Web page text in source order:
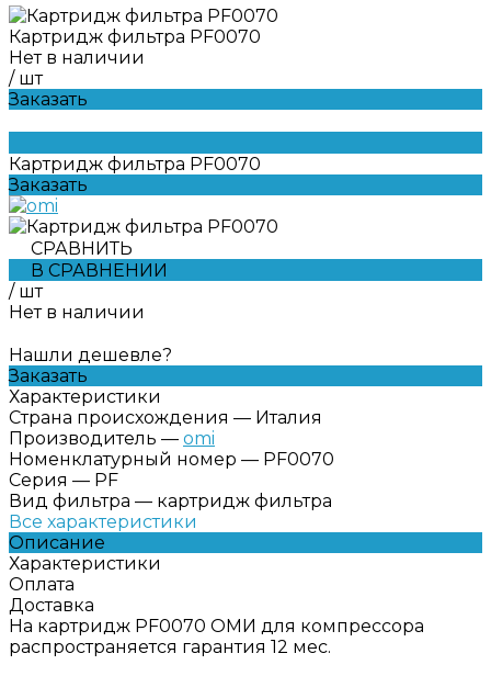
Картридж фильтра PF0070
Нет в наличии
/ шт
Заказать
Картридж фильтра PF0070
Заказать
СРАВНИТЬ
В СРАВНЕНИИ
/ шт
Нет в наличии
Нашли дешевле?
Заказать
Характеристики
Страна происхождения — Италия
Производитель — omi
Номенклатурный номер — PF0070
Серия — PF
Вид фильтра — картридж фильтра
Все характеристики
Описание
Характеристики
Оплата
Доставка
На картридж PF0070 ОМИ для компрессора
распространяется гарантия 12 мес.